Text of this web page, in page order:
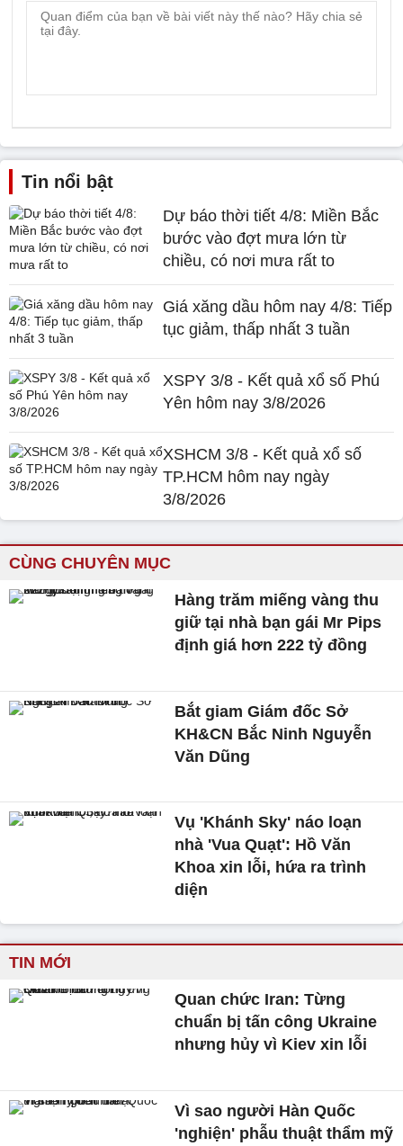
Tin nổi bật
Dự báo thời tiết 4/8: Miền Bắc
bước vào đợt mưa lớn từ
chiều, có nơi mưa rất to
Giá xăng dầu hôm nay 4/8: Tiếp
tục giảm, thấp nhất 3 tuần
XSPY 3/8 - Kết quả xổ số Phú
Yên hôm nay 3/8/2026
XSHCM 3/8 - Kết quả xổ số
TP.HCM hôm nay ngày
3/8/2026
CÙNG CHUYÊN MỤC
Hàng trăm miếng vàng thu
giữ tại nhà bạn gái Mr Pips
định giá hơn 222 tỷ đồng
Bắt giam Giám đốc Sở
KH&CN Bắc Ninh Nguyễn
Văn Dũng
Vụ 'Khánh Sky' náo loạn
nhà 'Vua Quạt': Hồ Văn
Khoa xin lỗi, hứa ra trình
diện
TIN MỚI
Quan chức Iran: Từng
chuẩn bị tấn công Ukraine
nhưng hủy vì Kiev xin lỗi
Vì sao người Hàn Quốc
'nghiện' phẫu thuật thẩm mỹ